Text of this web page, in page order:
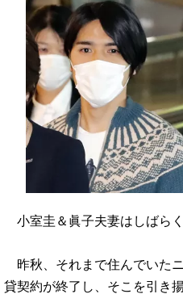
小室圭＆眞子夫妻はしばらく
昨秋、それまで住んでいた
貸契約が終了し、そこを引き